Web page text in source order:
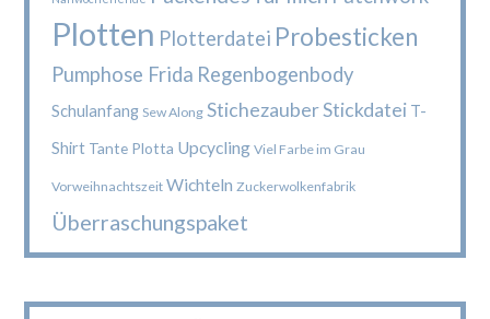
Plotten Plotterdatei Probesticken
Pumphose Frida Regenbogenbody
Schulanfang Sew Along StichezauberStickdatei T-
Shirt Tante Plotta Upcycling Viel Farbe im Grau
Vorweihnachtszeit Wichteln Zuckerwolkenfabrik
Überraschungspaket